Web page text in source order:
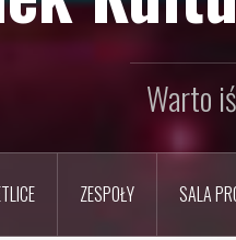
Warto
ZESPOŁY SALA